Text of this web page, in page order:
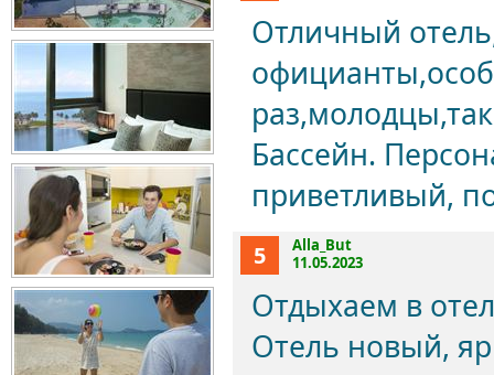
Отличный
Бассейн.
приветливый,
5
Alla_But
11.05.2023
Отдыхаем в
Отель новый,